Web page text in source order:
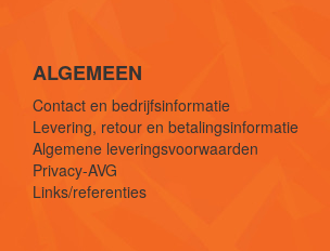
ALGEMEEN
Contact en bedrijfsinformatie
Levering, retour en betalingsinformatie
Algemene leveringsvoorwaarden
Privacy-AVG
Links/referenties